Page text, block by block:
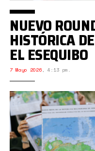
NUEVO
HISTÓRICA
EL ESEQUIBO
7 Mayo 2026, 4:13 pm.